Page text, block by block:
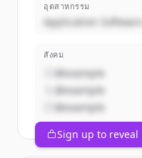
อุตสาหกรรม
Application Software
สังคม
@example
@example
@example
Sign up to reveal